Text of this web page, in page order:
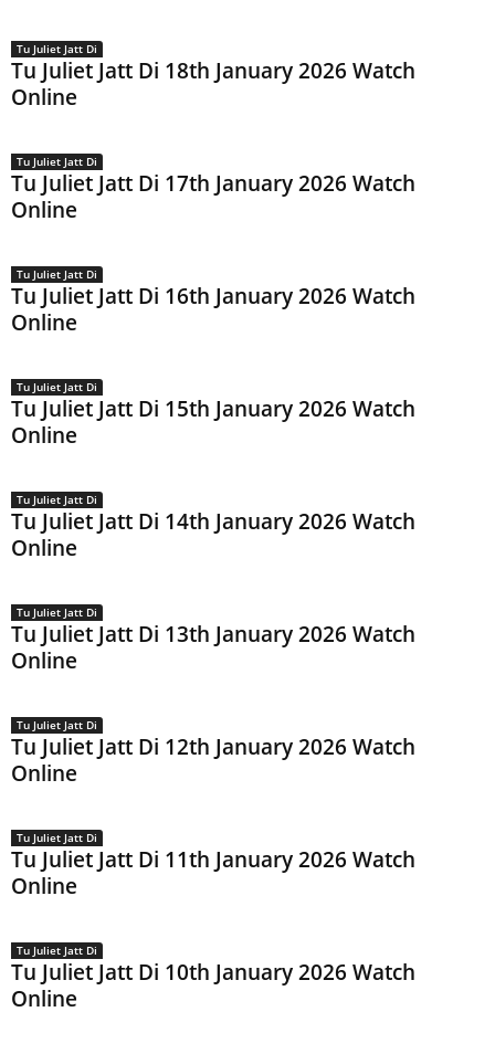
Tu Juliet Jatt Di
Tu Juliet Jatt Di 18th January 2026 Watch
Online
Tu Juliet Jatt Di
Tu Juliet Jatt Di 17th January 2026 Watch
Online
Tu Juliet Jatt Di
Tu Juliet Jatt Di 16th January 2026 Watch
Online
Tu Juliet Jatt Di
Tu Juliet Jatt Di 15th January 2026 Watch
Online
Tu Juliet Jatt Di
Tu Juliet Jatt Di 14th January 2026 Watch
Online
Tu Juliet Jatt Di
Tu Juliet Jatt Di 13th January 2026 Watch
Online
Tu Juliet Jatt Di
Tu Juliet Jatt Di 12th January 2026 Watch
Online
Tu Juliet Jatt Di
Tu Juliet Jatt Di 11th January 2026 Watch
Online
Tu Juliet Jatt Di
Tu Juliet Jatt Di 10th January 2026 Watch
Online